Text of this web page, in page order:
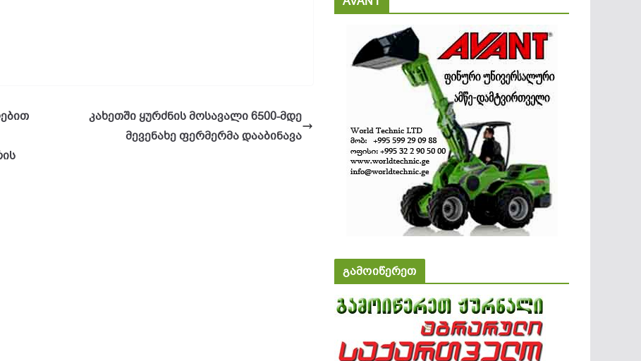
კახეთში ყურძნის მოსავალი 6500-მდე
მევენახე ფერმერმა დააბინავა
გამოიწერეთ